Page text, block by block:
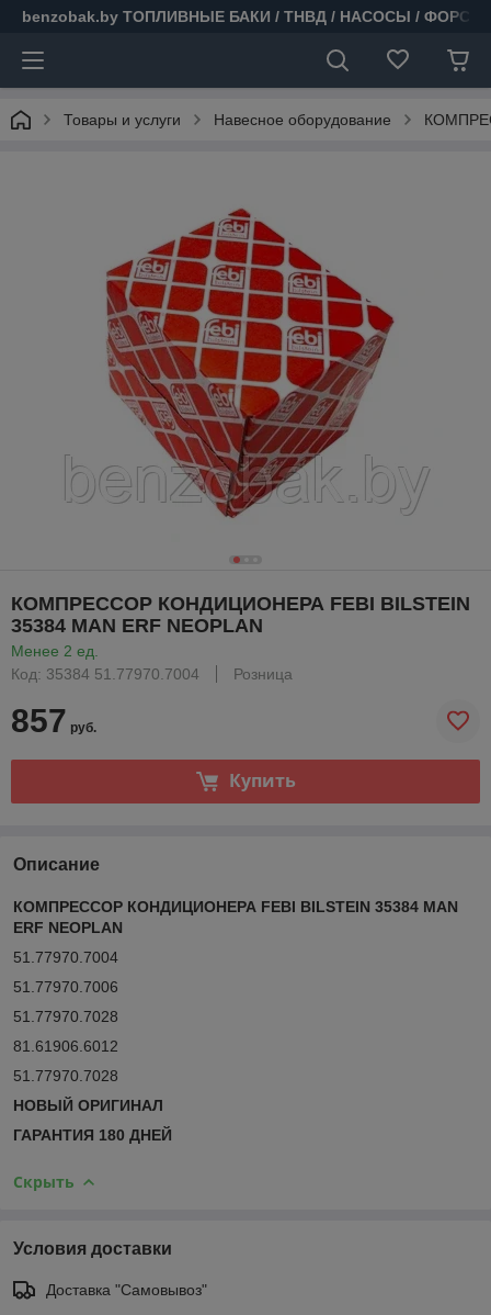
benzobak.by ТОПЛИВНЫЕ БАКИ / ТНВД / НАСОСЫ /
Товары и услуги Навесное оборудование
КОМПРЕССОР КОНДИЦИОНЕРА FEBI BILSTEIN
35384 MAN ERF NEOPLAN
Менее 2 ед.
Код: 35384 51.77970.7004
Розница
857 руб.
Купить
Описание
КОМПРЕССОР КОНДИЦИОНЕРА FEBI BILSTEIN 35384 MAN
ERF NEOPLAN
51.77970.7004
51.77970.7006
51.77970.7028
81.61906.6012
51.77970.7028
НОВЫЙ ОРИГИНАЛ
ГАРАНТИЯ 180 ДНЕЙ
Скрыть
Условия доставки
Доставка "Самовывоз"